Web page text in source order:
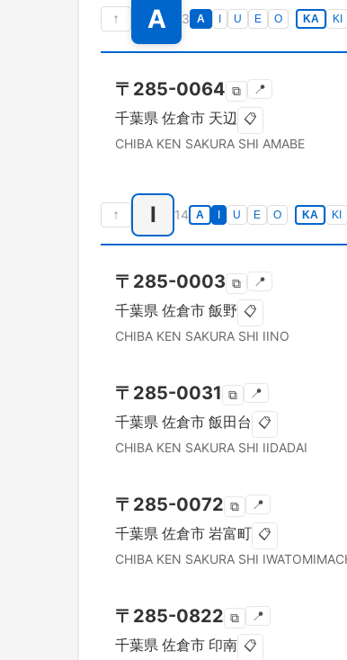
↑ A 3 A U E O KA KI
〒 285-0064 ⧉ 📍
千葉県 佐倉市 天辺 📋
CHIBA KEN SAKURA SHI AMABE
↑ I 14 A U E O KA KI
〒 285-0003 ⧉ 📍
千葉県 佐倉市 飯野 📋
CHIBA KEN SAKURA SHI IINO
〒 285-0031 ⧉ 📍
千葉県 佐倉市 飯田台 📋
CHIBA KEN SAKURA SHI IIDADAI
〒 285-0072 ⧉ 📍
千葉県 佐倉市 岩富町 📋
CHIBA KEN SAKURA SHI
〒 285-0822 ⧉ 📍
千葉県 佐倉市 印南 📋